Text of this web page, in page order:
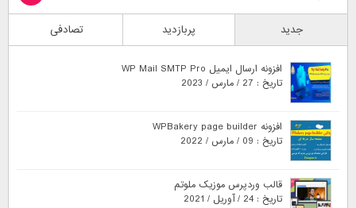
جدید پربازدید تصادفی
افزونه ارسال ایمیل WP Mail SMTP Pro
تاریخ : 27 / مارس / 2023
افزونه WPBakery page builder
تاریخ : 09 / مارس / 2022
قالب وردپرس موزیک ملوتم
تاریخ : 24 / آوریل / 2021